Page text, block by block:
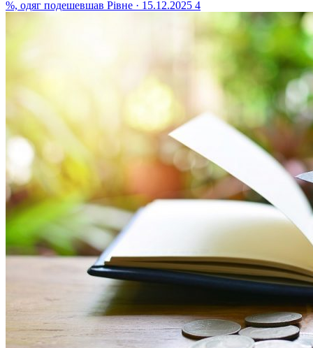
%, одяг подешевшав Рівне · 15.12.2025 4